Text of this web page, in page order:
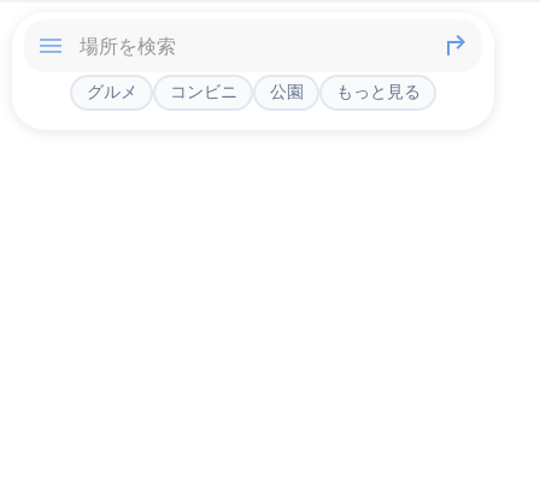
グルメ コンビニ 公園 もっと見る